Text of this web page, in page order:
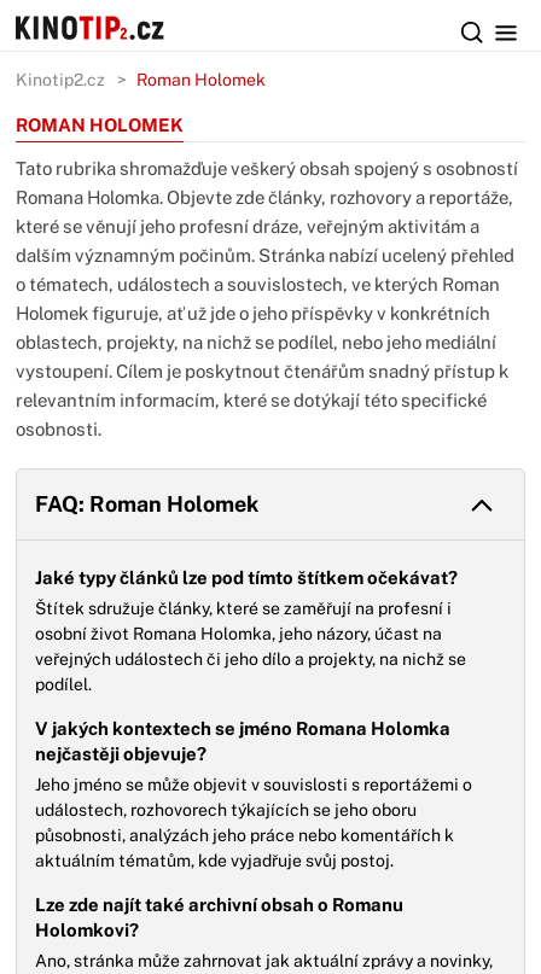
Kinotip2.cz Roman Holomek
ROMAN HOLOMEK
Tato rubrika shromažďuje veškerý obsah spojený s osobností
Romana Holomka. Objevte zde články, rozhovory a reportáže,
které se věnují jeho profesní dráze, veřejným aktivitám a
dalším významným počinům. Stránka nabízí ucelený přehled
o tématech, událostech a souvislostech, ve kterých Roman
Holomek figuruje, ať už jde o jeho příspěvky v konkrétních
oblastech, projekty, na nichž se podílel, nebo jeho mediální
vystoupení. Cílem je poskytnout čtenářům snadný přístup k
relevantním informacím, které se dotýkají této specifické
osobnosti.
FAQ: Roman Holomek
Jaké typy článků lze pod tímto štítkem očekávat?
Štítek sdružuje články, které se zaměřují na profesní i
osobní život Romana Holomka, jeho názory, účast na
veřejných událostech či jeho dílo a projekty, na nichž se
podílel.
V jakých kontextech se jméno Romana Holomka
nejčastěji objevuje?
Jeho jméno se může objevit v souvislosti s reportážemi o
událostech, rozhovorech týkajících se jeho oboru
působnosti, analýzách jeho práce nebo komentářích k
aktuálním tématům, kde vyjadřuje svůj postoj.
Lze zde najít také archivní obsah o Romanu
Holomkovi?
Ano, stránka může zahrnovat jak aktuální zprávy a novinky,